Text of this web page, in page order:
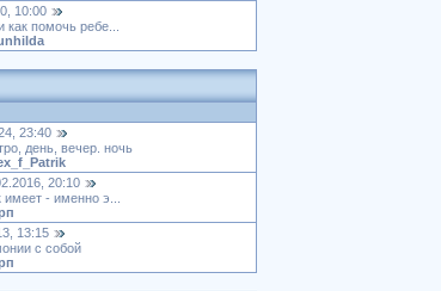
10:00
как помочь ребе...
23:40
день, вечер. ночь
20:10
имеет - именно э...
13:15
с собой